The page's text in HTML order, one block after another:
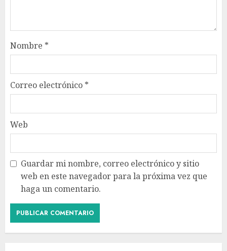
Nombre *
Correo electrónico *
Web
Guardar mi nombre, correo electrónico y sitio
web en este navegador para la próxima vez que
haga un comentario.